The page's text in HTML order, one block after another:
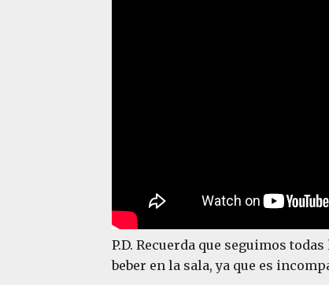
P.D. Recuerda que seguimos
beber en la sala, ya que es